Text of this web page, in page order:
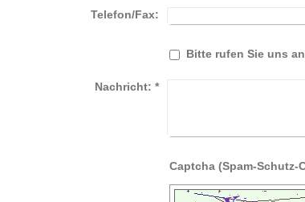
Telefon/Fax:
Bitte rufen Sie uns an
Nachricht: *